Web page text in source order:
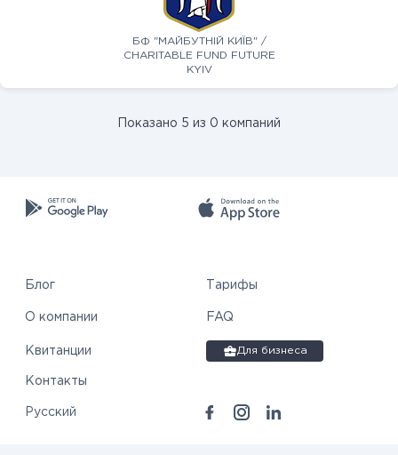
БФ "МАЙБУТНІЙ КИЇВ" /
CHARITABLE FUND FUTURE
KYIV
Показано 5 из 0 компаний
Блог Тарифы
О компании
Квитанции
FAQ
Контакты
Для бизнеса
Русский